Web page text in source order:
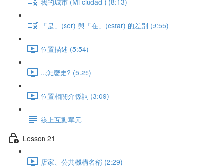
「是」(ser) 與「在」(estar) 的差別 (9:55)
位置描述 (5:54)
...怎麼走? (5:25)
位置相關介係詞 (3:09)
線上互動單元
Lesson 21
店家、公共機構名稱 (2:29)